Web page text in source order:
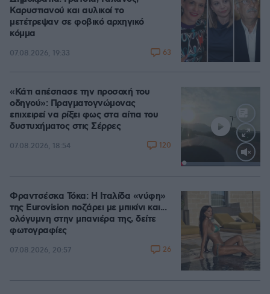
Καρυστιανού και αυλικοί το
μετέτρεψαν σε φοβικό αρχηγικό
κόμμα
07.08.2026, 19:33 63
Loaded:
«Κάτι απέσπασε την προσοχή του
οδηγού»: Πραγματογνώμονας
επιχειρεί να ρίξει φως στα αίτια του
δυστυχήματος στις Σέρρες
07.08.2026, 18:54 120
Φραντσέσκα Τόκα: Η Ιταλίδα «νύφη»
της Eurovision ποζάρει με μπικίνι και...
ολόγυμνη στην μπανιέρα της, δείτε
φωτογραφίες
07.08.2026, 20:57 26